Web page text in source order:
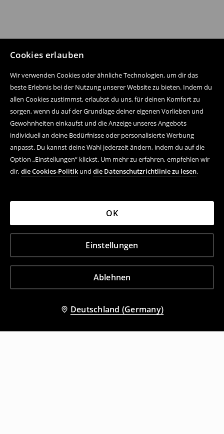
Cookies erlauben
Wir verwenden Cookies oder ähnliche Technologien, um dir das
beste Erlebnis bei der Nutzung unserer Website zu bieten. Indem du
allen Cookies zustimmst, erlaubst du uns, für deinen Komfort zu
sorgen, wenn du auf der Grundlage deiner eigenen Vorlieben und
Gewohnheiten einkaufst und die Anzeige unseres Angebots
individuell an deine Bedürfnisse oder personalisierte Werbung
anpasst. Du kannst deine Wahl jederzeit ändern, indem du auf die
Option „Einstellungen“ klickst. Um mehr zu erfahren, empfehlen wir
dir,die Cookies-Politik und die Datenschutzrichtlinie zu lesen.
Ablehnen
Einstellungen
OK
Deutschland (Germany)